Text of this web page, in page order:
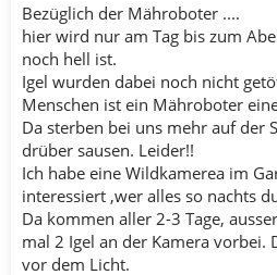
Bezüglich der Mähroboter ....
hier wird nur am Tag bis zum
noch hell ist.
Igel wurden dabei noch nicht
Menschen ist ein Mähroboter
Da sterben bei uns mehr auf der
drüber sausen. Leider!!
Ich habe eine Wildkamerea im
interessiert ,wer alles so nachts
Da kommen aller 2-3 Tage,
mal 2 Igel an der Kamera vorbei.
vor dem Licht.